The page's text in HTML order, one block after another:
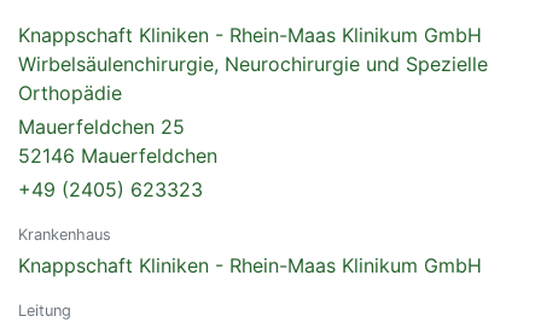
Knappschaft Kliniken - Rhein-Maas Klinikum GmbH
Wirbelsäulenchirurgie, Neurochirurgie und Spezielle
Orthopädie
Mauerfeldchen 25
52146 Mauerfeldchen
+49 (2405) 623323
Krankenhaus
Knappschaft Kliniken - Rhein-Maas Klinikum GmbH
Leitung